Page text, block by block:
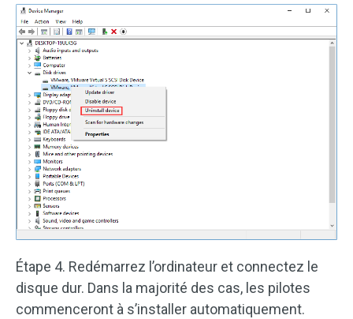
Étape 4. Redémarrez l’ordinateur et connectez le
disque dur. Dans la majorité des cas, les pilotes
commenceront à s’installer automatiquement.